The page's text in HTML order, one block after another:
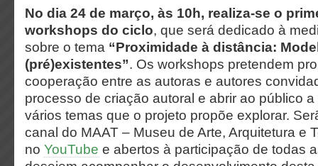
No dia 24 de março, às 10h, realiza-se o
workshops do ciclo, que será dedicado à
sobre o tema “Proximidade à distância:
(pré)existentes”. Os workshops pretendem
cooperação entre as autoras e autores
processo de criação autoral e abrir ao público
vários temas que o projeto propõe explorar.
canal do MAAT – Museu de Arte, Arquitetura e
no YouTube e abertos à participação de todas